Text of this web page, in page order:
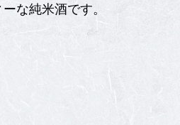
な純米酒です。